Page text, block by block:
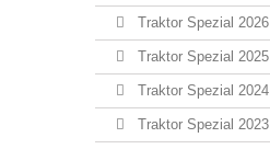
Traktor Spezial 2026
Traktor Spezial 2025
Traktor Spezial 2024
Traktor Spezial 2023